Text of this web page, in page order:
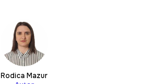
Rodica Mazur